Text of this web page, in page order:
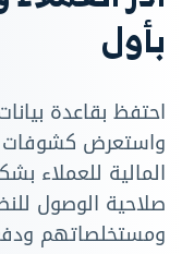
بأول
احتفظ بقاعدة
واستعرض كشوفات
المالية للعملاء
صلاحية الوصول
ومستخلصاتهم